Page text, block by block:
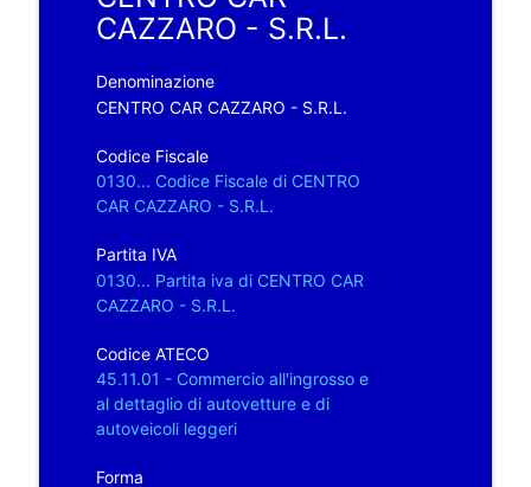
CAZZARO - S.R.L.
Denominazione
CENTRO CAR CAZZARO - S.R.L.
Codice Fiscale
0130... Codice Fiscale di CENTRO
CAR CAZZARO - S.R.L.
Partita IVA
0130... Partita iva di CENTRO CAR
CAZZARO - S.R.L.
Codice ATECO
45.11.01 - Commercio all'ingrosso e
al dettaglio di autovetture e di
autoveicoli leggeri
Forma